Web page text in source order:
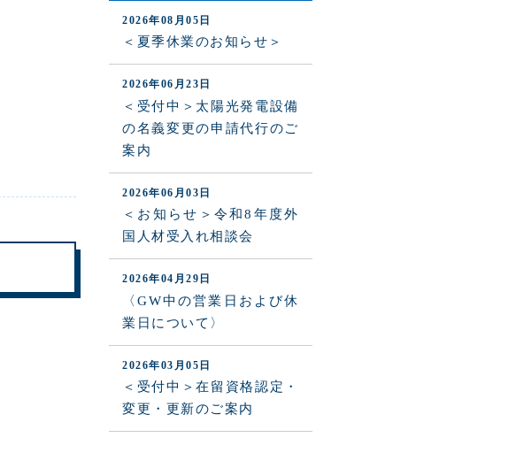
2026年08月05日
＜夏季休業のお知らせ＞
2026年06月23日
＜受付中＞太陽光発電設備
の名義変更の申請代行のご
案内
2026年06月03日
＜お知らせ＞令和8年度外
国人材受入れ相談会
2026年04月29日
〈GW中の営業日および休
業日について〉
2026年03月05日
＜受付中＞在留資格認定・
変更・更新のご案内